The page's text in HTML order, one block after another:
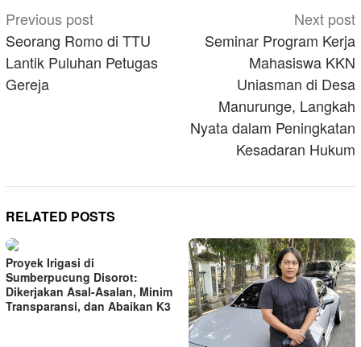
Post
navigation
Previous post
Seorang Romo di TTU
Lantik Puluhan Petugas
Gereja
Next post
Seminar Program Kerja
Mahasiswa KKN
Uniasman di Desa
Manurunge, Langkah
Nyata dalam Peningkatan
Kesadaran Hukum
RELATED POSTS
Proyek Irigasi di
Sumberpucung Disorot:
Dikerjakan Asal-Asalan, Minim
Transparansi, dan Abaikan K3